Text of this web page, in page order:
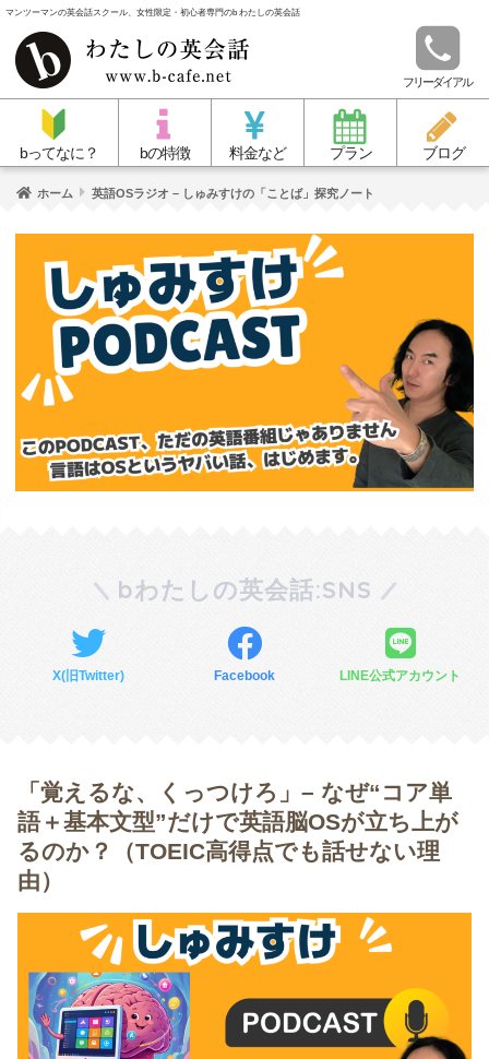
マンツーマンの英会話スクール、女性限定・初心者専門のb わたしの英会話
フリーダイアル
bってなに？ bの特徴 料金など プラン ブログ
ホーム 英語OSラジオ – しゅみすけの「ことば」探究ノート
bわたしの英会話:SNS
X(旧Twitter) Facebook LINE公式アカウント
「覚えるな、くっつけろ」– なぜ“コア単
語＋基本文型”だけで英語脳OSが立ち上が
るのか？（TOEIC高得点でも話せない理
由）